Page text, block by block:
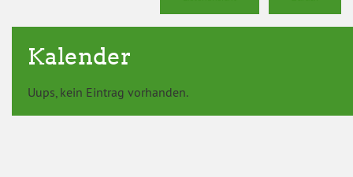
Kalender
Uups, kein Eintrag vorhanden.